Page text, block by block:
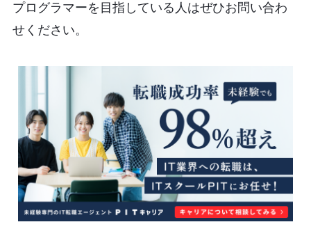
プログラマーを目指している人はぜひお問い合わ
せください。